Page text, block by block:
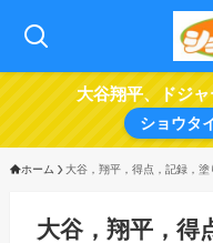
大谷翔平、ドジ
ショウタ
ホーム 大谷，翔平，得点，記録，
大谷，翔平，得